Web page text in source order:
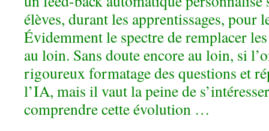
élèves, durant les apprentissages, pour
Évidemment le spectre de remplacer
au loin. Sans doute encore au loin, si
rigoureux formatage des questions et
l’IA, mais il vaut la peine de
comprendre cette évolution …